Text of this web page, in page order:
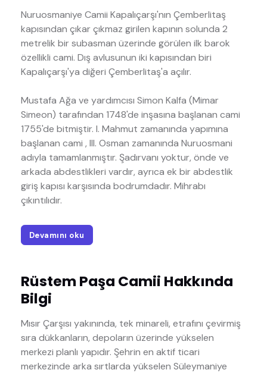
Nuruosmaniye Camii Kapalıçarşı'nın Çemberlitaş
kapısından çıkar çıkmaz girilen kapının solunda 2
metrelik bir subasman üzerinde görülen ilk barok
özellikli cami. Dış avlusunun iki kapısından biri
Kapalıçarşı'ya diğeri Çemberlitaş'a açılır.
Mustafa Ağa ve yardımcısı Simon Kalfa (Mimar
Simeon) tarafından 1748'de inşasına başlanan cami
1755'de bitmiştir. I. Mahmut zamanında yapımına
başlanan cami , III. Osman zamanında Nuruosmani
adıyla tamamlanmıştır. Şadırvanı yoktur, önde ve
arkada abdestlikleri vardır, ayrıca ek bir abdestlik
giriş kapısı karşısında bodrumdadır. Mihrabı
çıkıntılıdır.
Devamını oku
Rüstem Paşa Camii Hakkında
Bilgi
Mısır Çarşısı yakınında, tek minareli, etrafını çevirmiş
sıra dükkanların, depoların üzerinde yükselen
merkezi planlı yapıdır. Şehrin en aktif ticari
merkezinde arka sırtlarda yükselen Süleymaniye